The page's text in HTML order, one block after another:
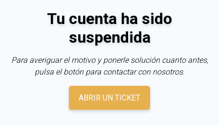
Tu cuenta ha sido
suspendida
Para averiguar el motivo y ponerle solución cuanto antes,
pulsa el botón para contactar con nosotros.
ABRIR UN TICKET